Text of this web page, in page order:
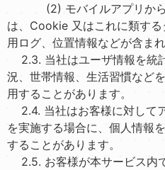
(2) モバイルアプリから
は、Cookie 又はこれに類す
用ログ、位置情報などが含まれ
2.3. 当社はユーザ情報を統
況、世帯情報、生活習慣など
用することがあります。
2.4. 当社はお客様に対して
を実施する場合に、個人情報
することがあります。
2.5. お客様が本サービス内